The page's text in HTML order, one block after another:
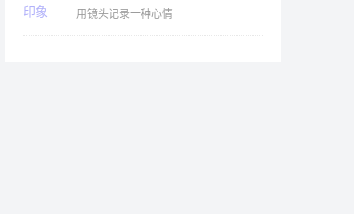
用镜头记录一种心情